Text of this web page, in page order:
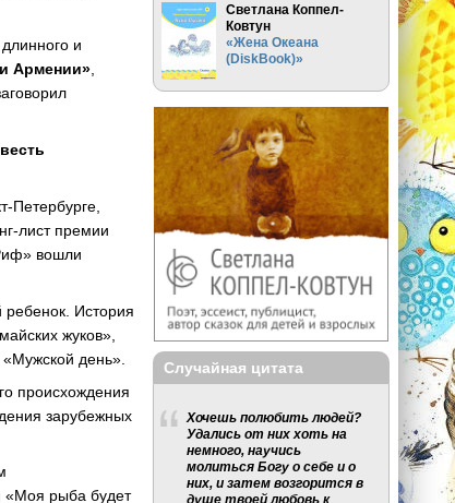
и
Армении»,
Петербурге,
лист премии
вошли
История
жуков»,
день».
происхождения
зарубежных
«Моя рыба будет
Светлана Коппел-
Ковтун
«Жена Океана
(DiskBook)»
Случайная цитата
Хочешь полюбить людей?
Удались от них хоть на
немного, научись
молиться Богу о себе и о
них, и затем возгорится в
душе твоей любовь к